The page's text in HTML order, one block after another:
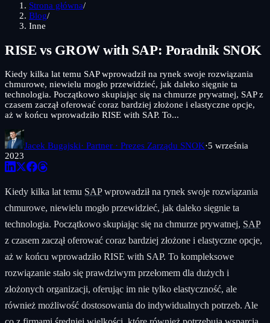
Strona główna/
Blog/
Inne
RISE vs GROW with SAP: Poradnik SNOK
Kiedy kilka lat temu SAP wprowadził na rynek swoje rozwiązania
chmurowe, niewielu mogło przewidzieć, jak daleko sięgnie ta
technologia. Początkowo skupiając się na chmurze prywatnej, SAP z
czasem zaczął oferować coraz bardziej złożone i elastyczne opcje,
aż w końcu wprowadziło RISE with SAP. To...
Jacek Bugajski· Partner · Prezes Zarządu SNOK·5 września
2023
Kiedy kilka lat temu SAPwprowadził na rynek swoje rozwiązania
chmurowe, niewielu mogło przewidzieć, jak daleko sięgnie ta
technologia. Początkowo skupiając się na chmurze prywatnej, SAP
z czasem zaczął oferować coraz bardziej złożone i elastyczne opcje,
aż w końcu wprowadziło RISE with SAP. To kompleksowe
rozwiązanie stało się prawdziwym przełomem dla dużych i
złożonych organizacji, oferując im nie tylko elastyczność, ale
również możliwość dostosowania do indywidualnych potrzeb. Ale